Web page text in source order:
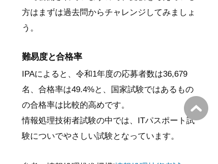
方はまずは過去問からチャレンジしてみましょ
う。
難易度と合格率
IPAによると、令和1年度の応募者数は36,679
名、合格率は49.4%と、国家試験ではあるもの
の合格率は比較的高めです。
情報処理技術者試験の中では、ITパスポート試
験についでやさしい試験となっています。